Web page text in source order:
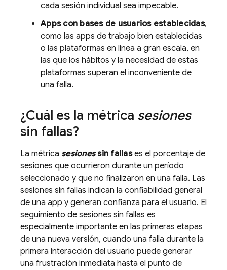
cada sesión individual sea impecable.
Apps con bases de usuarios establecidas,
como las apps de trabajo bien establecidas
o las plataformas en línea a gran escala, en
las que los hábitos y la necesidad de estas
plataformas superan el inconveniente de
una falla.
¿Cuál es la métrica sesiones
sin fallas?
La métrica sesionessin fallases el porcentaje de
sesiones que ocurrieron durante un período
seleccionado y que no finalizaron en una falla. Las
sesiones sin fallas indican la confiabilidad general
de una app y generan confianza para el usuario. El
seguimiento de sesiones sin fallas es
especialmente importante en las primeras etapas
de una nueva versión, cuando una falla durante la
primera interacción del usuario puede generar
una frustración inmediata hasta el punto de